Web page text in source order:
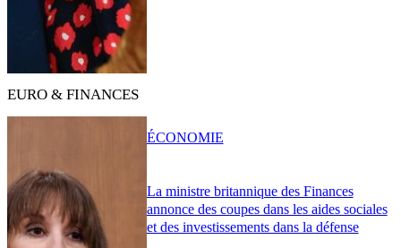
EURO & FINANCES
La ministre britannique des Finances
annonce des coupes dans les aides sociales
et des investissements dans la défense
ÉCONOMIE